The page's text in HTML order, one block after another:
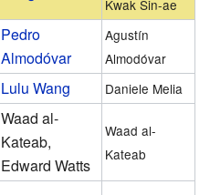
Kwak Sin-ae
Pedro
Almodóvar
Agustín
Almodóvar
Lulu Wang Daniele Melia
Waad al-
Kateab,
Edward Watts
Waad al-
Kateab